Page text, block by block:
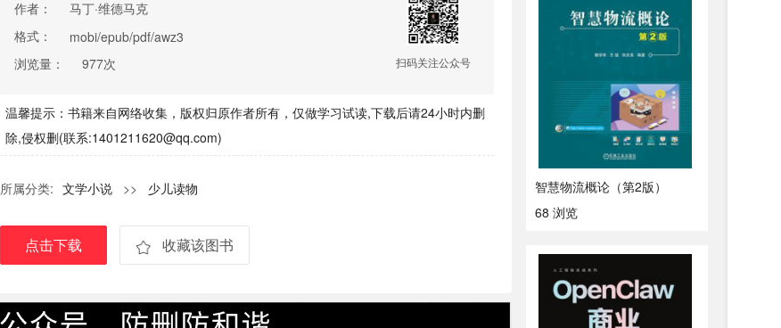
作者：
马丁·维德马克
格式：
mobi/epub/pdf/awz3
浏览量：
977次 扫码关注公众号
温馨提示：书籍来自网络收集，版权归原作者所有，仅做学习试读,下载后请24小时内删
除,侵权删(联系:1401211620@qq.com)
所属分类: 文学小说 >> 少儿读物
点击下载 收藏该图书
智慧物流概论（第2版）
68 浏览